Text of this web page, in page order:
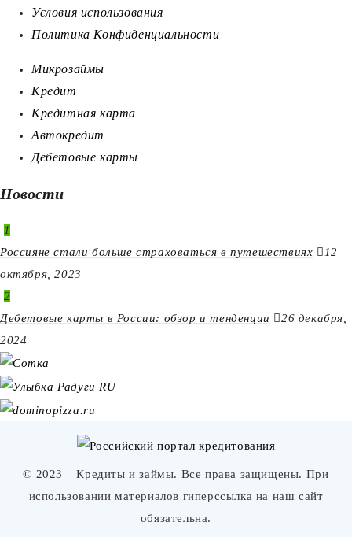
Условия использования
Политика Конфиденциальности
Микрозаймы
Кредит
Кредитная карта
Автокредит
Дебетовые карты
Новости
1
Россияне стали больше страховаться в путешествиях
12
октября, 2023
2
Дебетовые карты в России: обзор и тенденции
26 декабря,
2024
© 2023
| Кредиты и займы. Все права защищены. При
использовании материалов гиперссылка на наш сайт
обязательна.